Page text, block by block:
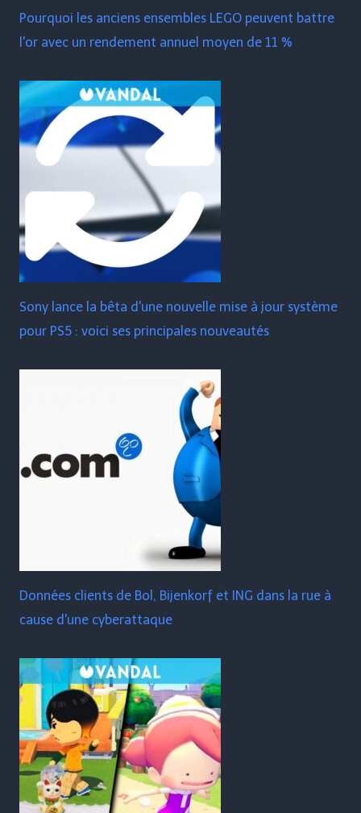
Pourquoi les anciens ensembles LEGO peuvent battre
l'or avec un rendement annuel moyen de 11 %
Sony lance la bêta d'une nouvelle mise à jour système
pour PS5 : voici ses principales nouveautés
Données clients de Bol, Bijenkorf et ING dans la rue à
cause d'une cyberattaque